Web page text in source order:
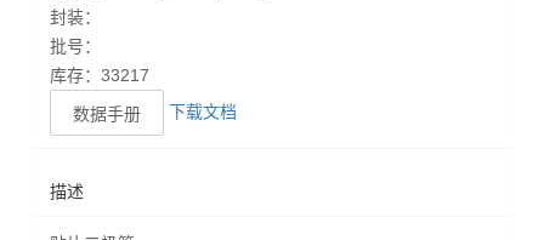
封装：
批号：
库存：33217
数据手册
下载文档
描述